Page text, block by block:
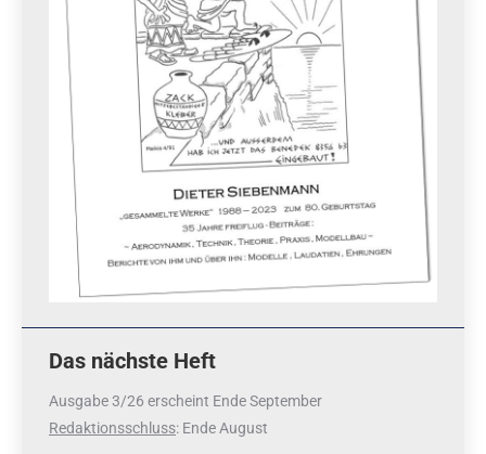
Das nächste Heft
Ausgabe 3/26 erscheint Ende September
Redaktionsschluss: Ende August